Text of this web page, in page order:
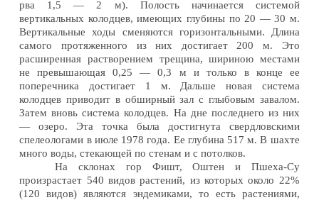
рва 1,5 — 2 м). Полость начинается системой
вертикальных колодцев, имеющих глубины по 20 — 30 м.
Вертикальные ходы сменяются горизонтальными. Длина
самого протяженного из них достигает 200 м. Это
расширенная растворением трещина, шириною местами
не превышающая 0,25 — 0,3 м и только в конце ее
поперечника достигает 1 м. Дальше новая система
колодцев приводит в обширный зал с глыбовым завалом.
Затем вновь система колодцев. На дне последнего из них
— озеро. Эта точка была достигнута свердловскими
спелеологами в июле 1978 года. Ее глубина 517 м. В шахте
много воды, стекающей по стенам и с потолков.
На склонах гор Фишт, Оштен и Пшеха-Су
произрастает 540 видов растений, из которых около 22%
(120 видов) являются эндемиками, то есть растениями,